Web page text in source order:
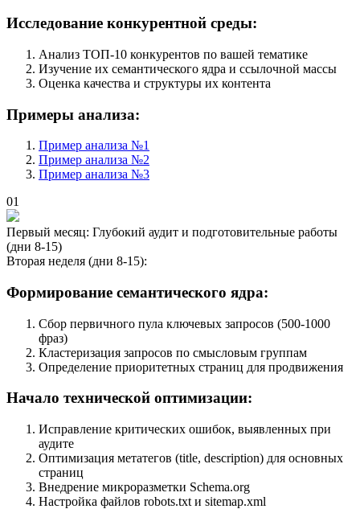
Исследование конкурентной среды:
Анализ ТОП-10 конкурентов по вашей тематике
Изучение их семантического ядра и ссылочной массы
Оценка качества и структуры их контента
Примеры анализа:
Пример анализа №1
Пример анализа №2
Пример анализа №3
01
Первый месяц: Глубокий аудит и подготовительные работы
(дни 8-15)
Вторая неделя (дни 8-15):
Формирование семантического ядра:
Сбор первичного пула ключевых запросов (500-1000
фраз)
Кластеризация запросов по смысловым группам
Определение приоритетных страниц для продвижения
Начало технической оптимизации:
Исправление критических ошибок, выявленных при
аудите
Оптимизация метатегов (title, description) для основных
страниц
Внедрение микроразметки Schema.org
Настройка файлов robots.txt и sitemap.xml